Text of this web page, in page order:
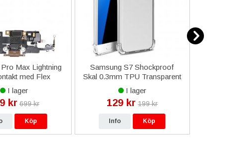
Max Lightning
med Flex
- Guld
I lager
kr 699 kr
Köp
Samsung S7 Shockproof
Skal 0.3mm TPU Transparent
I lager
129 kr 199 kr
Info Köp